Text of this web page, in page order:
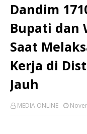
Dandim
Bupati dan
Saat
Kerja di
Jauh
MEDIA ONLINE